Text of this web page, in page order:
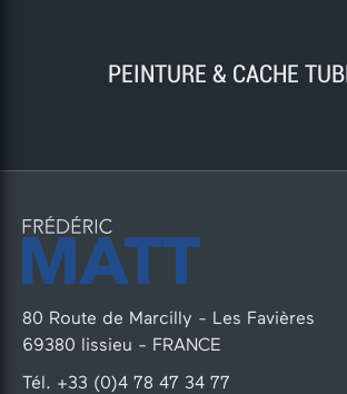
PEINTURE & CACHE
80 Route de Marcilly - Les Favières
69380 lissieu - FRANCE
Tél. +33 (0)4 78 47 34 77